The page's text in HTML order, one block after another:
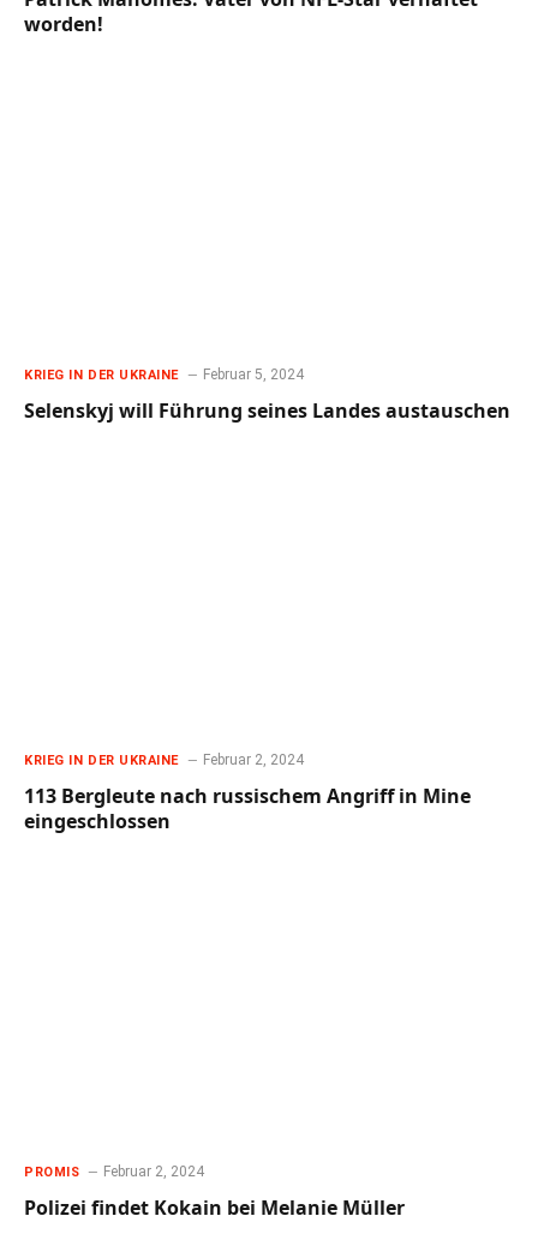
worden!
KRIEG IN DER UKRAINE Februar 5, 2024
Selenskyj will Führung seines Landes austauschen
KRIEG IN DER UKRAINE Februar 2, 2024
113 Bergleute nach russischem Angriff in Mine
eingeschlossen
PROMIS Februar 2, 2024
Polizei findet Kokain bei Melanie Müller